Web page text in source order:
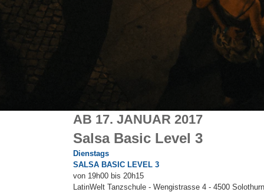
AB 17. JANUAR 2017
Salsa Basic Level 3
Dienstags
SALSA BASIC LEVEL 3
von 19h00 bis 20h15
LatinWelt Tanzschule - Wengistrasse 4 - 4500 Solothurn